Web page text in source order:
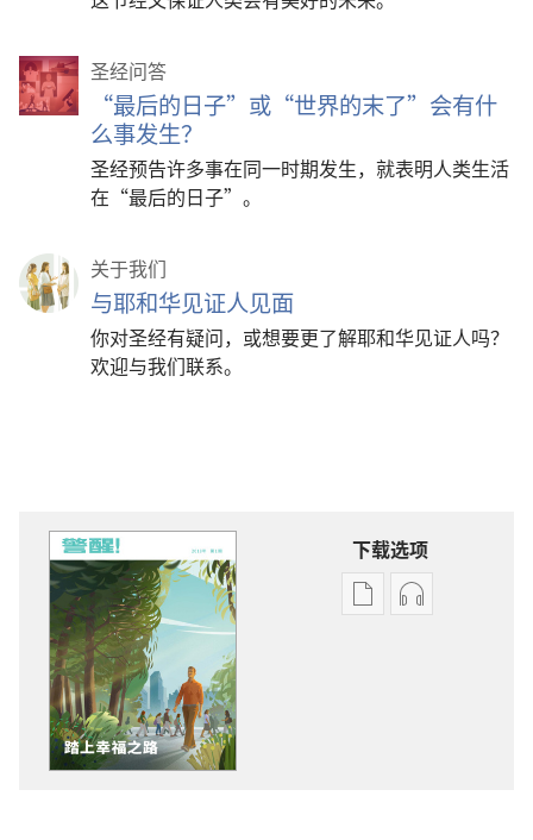
圣经问答
“最后的日子”或“世界的末了”会有什
么事发生？
圣经预告许多事在同一时期发生，就表明人类生活
在“最后的日子”。
关于我们
与耶和华见证人见面
你对圣经有疑问，或想要更了解耶和华见证人吗？
欢迎与我们联系。
下载选项
出
音